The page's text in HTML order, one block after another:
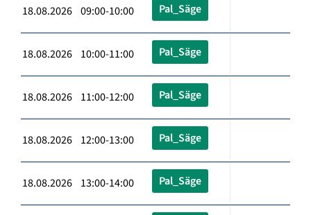
18.08.2026 09:00-10:00 Pal_Säge
18.08.2026 10:00-11:00 Pal_Säge
18.08.2026 11:00-12:00 Pal_Säge
18.08.2026 12:00-13:00 Pal_Säge
18.08.2026 13:00-14:00 Pal_Säge